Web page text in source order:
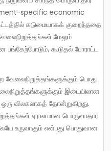
specific economic
கடுமையாகக் குறைந்ததை
மேலும்
கூடுதல் போராட்ட
இடையிலான
ஒரு விலகலாகத் தோன்றுகிறது.
ஏராளமான பொருளாதார
உருவாகும் என்பது பொதுவான